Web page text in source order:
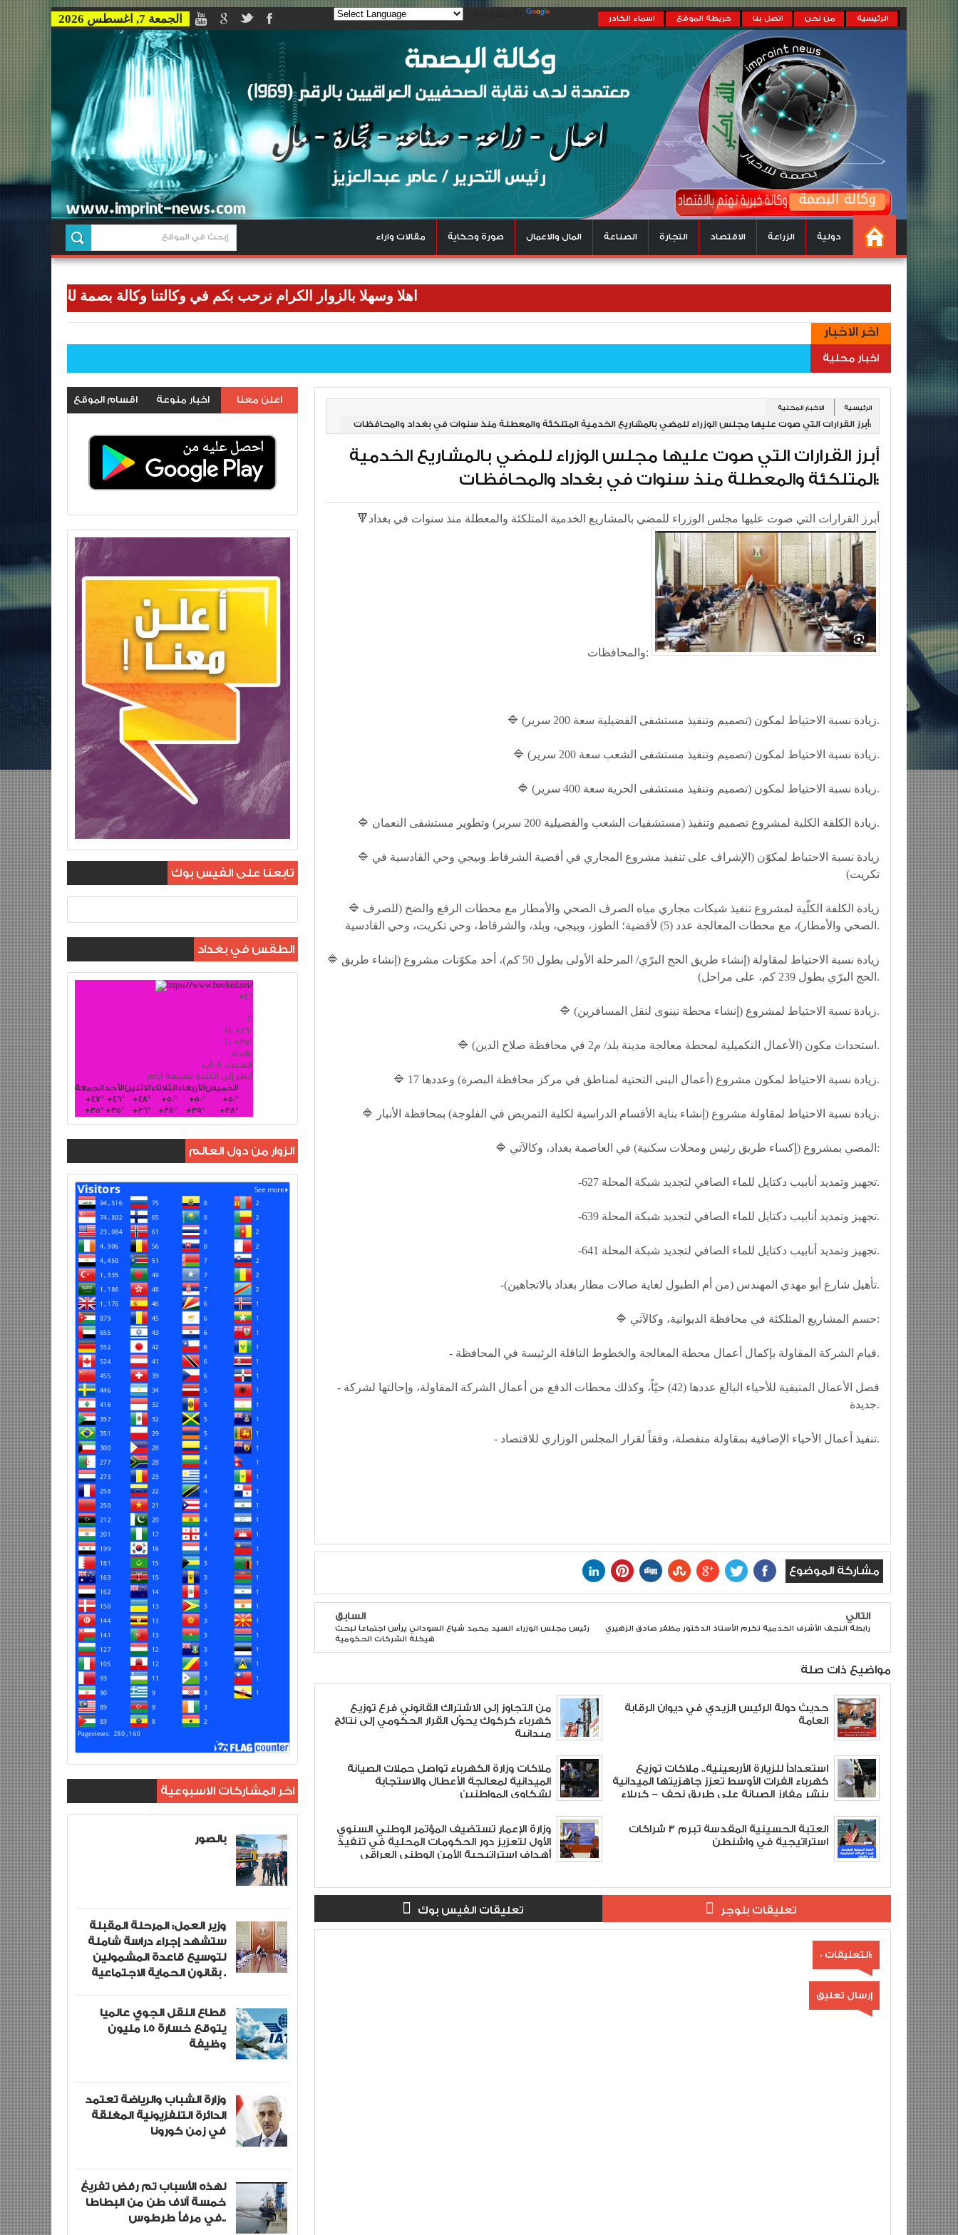
الرئيسية من نحن اتصل بنا خريطة الموقع اسماء الكادر الجمعة 7, اغسطس 2026
دولية الزراعة الاقتصاد التجارة الصناعة المال والاعمال صورة وحكاية مقالات واراء
اهلا وسهلا بالزوار الكرام نرحب بكم في وكالتنا وكالة بصمة للاخبار وان نوصل
اخر الاخبار
اخبار محلية
الرئيسية الاخبار المحلية
أبرز القرارات التي صوت عليها مجلس الوزراء للمضي بالمشاريع الخدمية المتلكئة والمعطلة منذ سنوات في بغداد والمحافظات:
أبرز القرارات التي صوت عليها مجلس الوزراء للمضي بالمشاريع الخدمية
المتلكئة والمعطلة منذ سنوات في بغداد والمحافظات:
🔻أبرز القرارات التي صوت عليها مجلس الوزراء للمضي بالمشاريع الخدمية المتلكئة والمعطلة منذ سنوات في بغداد
والمحافظات:
🔷 زيادة نسبة الاحتياط لمكون (تصميم وتنفيذ مستشفى الفضيلية سعة 200 سرير).
🔷 زيادة نسبة الاحتياط لمكون (تصميم وتنفيذ مستشفى الشعب سعة 200 سرير).
🔷 زيادة نسبة الاحتياط لمكون (تصميم وتنفيذ مستشفى الحرية سعة 400 سرير).
🔷 زيادة الكلفة الكلية لمشروع تصميم وتنفيذ (مستشفيات الشعب والفضيلية 200 سرير) وتطوير مستشفى النعمان.
🔷 زيادة نسبة الاحتياط لمكوّن (الإشراف على تنفيذ مشروع المجاري في أقضية الشرقاط وبيجي وحي القادسية في
تكريت)
🔷 زيادة الكلفة الكلّية لمشروع تنفيذ شبكات مجاري مياه الصرف الصحي والأمطار مع محطات الرفع والضخ (للصرف
الصحي والأمطار)، مع محطات المعالجة عدد (5) لأقضية؛ الطوز، وبيجي، وبلد، والشرقاط، وحي تكريت، وحي القادسية.
🔷 زيادة نسبة الاحتياط لمقاولة (إنشاء طريق الحج البرّي/ المرحلة الأولى بطول 50 كم)، أحد مكوّنات مشروع (إنشاء طريق
الحج البرّي بطول 239 كم، على مراحل).
🔷 زيادة نسبة الاحتياط لمشروع (إنشاء محطة نينوى لنقل المسافرين).
🔷 استحداث مكون (الأعمال التكميلية لمحطة معالجة مدينة بلد/ م2 في محافظة صلاح الدين).
🔷 زيادة نسبة الاحتياط لمكون مشروع (أعمال البنى التحتية لمناطق في مركز محافظة البصرة) وعددها 17.
🔷 زيادة نسبة الاحتياط لمقاولة مشروع (إنشاء بناية الأقسام الدراسية لكلية التمريض في الفلوجة) بمحافظة الأنبار.
🔷 المضي بمشروع (إكساء طريق رئيس ومحلات سكنية) في العاصمة بغداد، وكالآتي:
-تجهيز وتمديد أنابيب دكتايل للماء الصافي لتجديد شبكة المحلة 627.
-تجهيز وتمديد أنابيب دكتايل للماء الصافي لتجديد شبكة المحلة 639.
-تجهيز وتمديد أنابيب دكتايل للماء الصافي لتجديد شبكة المحلة 641.
-تأهيل شارع أبو مهدي المهندس (من أم الطبول لغاية صالات مطار بغداد بالاتجاهين).
🔷 حسم المشاريع المتلكئة في محافظة الديوانية، وكالآتي:
- قيام الشركة المقاولة بإكمال أعمال محطة المعالجة والخطوط الناقلة الرئيسة في المحافظة.
- فصل الأعمال المتبقية للأحياء البالغ عددها (42) حيّاً، وكذلك محطات الدفع من أعمال الشركة المقاولة، وإحالتها لشركة
جديدة.
- تنفيذ أعمال الأحياء الإضافية بمقاولة منفصلة، وفقاً لقرار المجلس الوزاري للاقتصاد.
مشاركة الموضوع
التالي
رابطة النجف الأشرف الخدمية تكرم الأستاذ الدكتور مظفر صادق الزهيري
السابق
رئيس مجلس الوزراء السيد محمد شياع السوداني يرأس اجتماعاً لبحث
هيكلة الشركات الحكومية
مواضيع ذات صلة
حديث دولة الرئيس الزيدي في ديوان الرقابة
العامة
من التجاوز إلى الاشتراك القانوني فرع توزيع
كهرباء كركوك يحوّل القرار الحكومي إلى نتائج
ميدانية
استعداداً للزيارة الأربعينية.. ملاكات توزيع
كهرباء الفرات الأوسط تعزز جاهزيتها الميدانية
بنشر مفارز الصيانة على طريق نجف – كربلاء
ملاكات وزارة الكهرباء تواصل حملات الصيانة
الميدانية لمعالجة الأعطال والاستجابة
لشكاوى المواطنين
العتبة الحسينية المقدسة تبرم 3 شراكات
استراتيجية في واشنطن
وزارة الإعمار تستضيف المؤتمر الوطني السنوي
الأول لتعزيز دور الحكومات المحلية في تنفيذ
أهداف استراتيجية الأمن الوطني العراقي
تعليقات بلوجر تعليقات الفيس بوك
0 التعليقات:
إرسال تعليق
اعلن معنا اخبار منوعة اقسام الموقع
تابعنا على الفيس بوك
الطقس في بغداد
+46
°
C
H: +46°
L: +35°
بغداد
السبت, 08 آب
أنظر إلى التنبؤ لسبعة أيام
الجمعةالأحدالاثنينالثلاثاءالأربعاءالخميس
+47° +46° +48° +50° +50° +50°
+35°+35° +36° +38° +39° +38°
الزوار من دول العالم
اخر المشاركات الاسبوعية
بالصور
وزير العمل: المرحلة المقبلة
ستشهد إجراء دراسة شاملة
لتوسيع قاعدة المشمولين
بقانون الحماية الاجتماعية .
قطاع النقل الجوي عالميا
يتوقع خسارة 1.5 مليون
وظيفة
وزارة الشباب والرياضة تعتمد
الدائرة التلفزيونية المغلقة
في زمن كورونا
لهذه الأسباب تم رفض تفريغ
خمسة آلاف طن من البطاطا
في مرفأ طرطوس..